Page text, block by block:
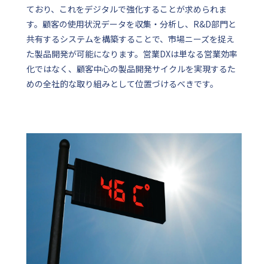
ており、これをデジタルで強化することが求められま
す。顧客の使用状況データを収集・分析し、R&D部門と
共有するシステムを構築することで、市場ニーズを捉え
た製品開発が可能になります。営業DXは単なる営業効率
化ではなく、顧客中心の製品開発サイクルを実現するた
めの全社的な取り組みとして位置づけるべきです。